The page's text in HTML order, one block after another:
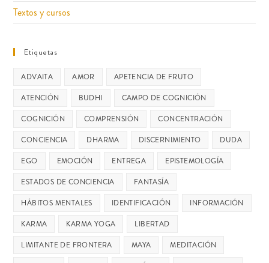
Textos y cursos
Etiquetas
ADVAITA AMOR
APETENCIA DE FRUTO
ATENCIÓN
BUDHI
CAMPO DE COGNICIÓN
COGNICIÓN
COMPRENSIÓN
CONCENTRACIÓN
CONCIENCIA
DHARMA DISCERNIMIENTO
DUDA
EGO
EMOCIÓN ENTREGA
EPISTEMOLOGÍA
ESTADOS DE CONCIENCIA
FANTASÍA
HÁBITOS MENTALES
IDENTIFICACIÓN
INFORMACIÓN
KARMA
KARMA YOGA
LIBERTAD
LIMITANTE DE FRONTERA
MAYA
MEDITACIÓN